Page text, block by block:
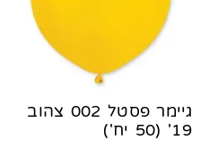
גיימר פסטל 002 צהוב
19' (50 יח')